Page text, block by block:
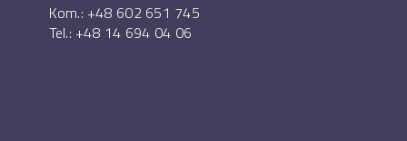
Kom.: +48 602 651 745
Tel.: +48 14 694 04 06